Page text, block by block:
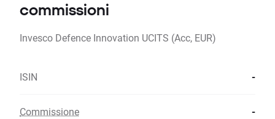
commissioni
Invesco Defence Innovation UCITS (Acc, EUR)
ISIN -
Commissione -